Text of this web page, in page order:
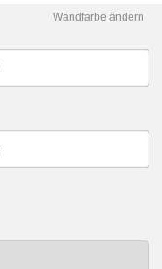
Wandfarbe ändern